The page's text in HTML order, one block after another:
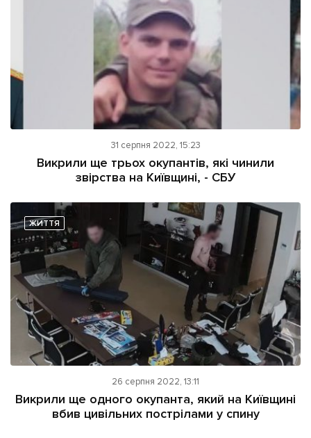
31 серпня 2022, 15:23
Викрили ще трьох окупантів, які чинили
звірства на Київщині, - СБУ
ЖИТТЯ
26 серпня 2022, 13:11
Викрили ще одного окупанта, який на Київщині
вбив цивільних пострілами у спину